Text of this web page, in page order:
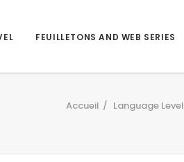
FEUILLETONS AND WEB SERIES
Accueil Language Level